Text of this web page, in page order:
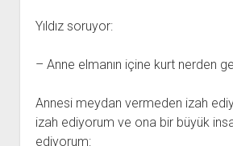
Yıldız soruyor:
– Anne elmanın içine kurt nerden
Annesi meydan vermeden izah
izah ediyorum ve ona bir büyük
ediyorum: